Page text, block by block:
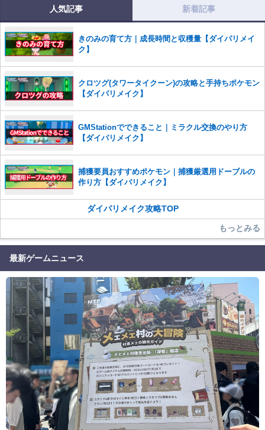
コメントの削除を申請する※投稿内容を確認後、順次対応さ
せていただきます。ご了承ください。
※一度削除したコメントは復元ができませんのでご注意くだ
また、過度な利用規約の違反や、弊社に損害の及ぶ内容の書き込みがあ
った場合は、法的措置をとらせていただく場合もございますので、あら
かじめご理解くださいませ。
人気記事 新着記事
きのみの育て方｜成長時間と収穫量【ダイパリメイ
ク】
クロツグ(タワータイクーン)の攻略と手持ちポケモン
【ダイパリメイク】
GMStationでできること｜ミラクル交換のやり方
【ダイパリメイク】
捕獲要員おすすめポケモン｜捕獲厳選用ドーブルの
作り方【ダイパリメイク】
ダイパリメイク攻略TOP
もっとみる
最新ゲームニュース